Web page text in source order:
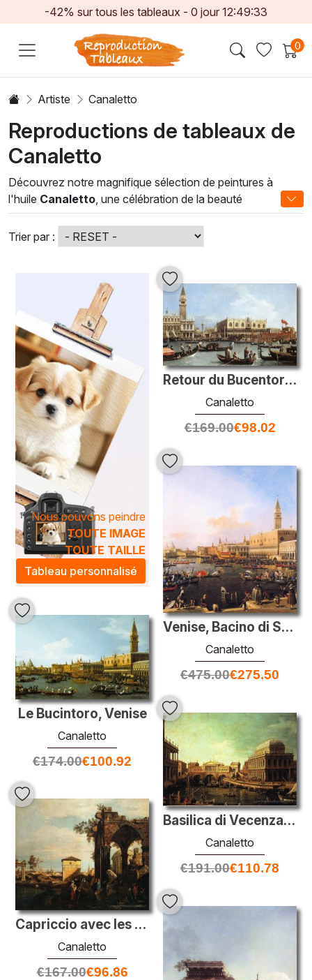
-42% sur tous les tableaux -0 jour 12:49:31
0
Artiste Canaletto
Reproductions de tableaux de
Canaletto
Découvrez notre magnifique sélection de peintures à
l'huile Canaletto , une célébration de la beauté
architecturale et des paysages pittoresques. Ces œuvres,
inspirées par le maître vénitien du XVIIIe siècle, capturent
l'essence même de Venise et de ses canaux
emblématiques. Chaque toile, réalisée avec un souci du
détail minutieux, transporte le spectateur vers des scènes
vibrantes, où la lumière et l'ombre dansent sur des façades
Les peintures à l'huile
Canalettorendent hommage à des
techniques artistiques telles que le clair-obscur et la
perspective, permettant aux artistes de créer des
compositions harmonieuses et dynamiques. En intégrant
ces œuvres dans votre intérieur, vous apportez une
touche raffinée et intemporelle à votre espace, tout en
stimulant la créativité et l'imagination. Transformez votre
décoration avec l'élégance intemporelle des toiles
Canaletto , un choix parfait pour les amateurs d'art et les
passionnés de design.
Trier par :
Nous pouvons peindre
TOUTE IMAGE
TOUTE TAILLE
Tableau personnalisé
Retour du Bucentoro à la molo le jour de l'ascension
Canaletto
€169.00€98.02
Venise, Bacino di San Marco le jour de l'ascension
Canaletto
€475.00€275.50
Le Bucintoro, Venise
Canaletto
€174.00€100.92
Basilica di Vecenza et le Ponte de Rialto
Canaletto
€191.00€110.78
Capriccio avec les ruines et Porta Portello à Padoue
Canaletto
€167.00€96.86